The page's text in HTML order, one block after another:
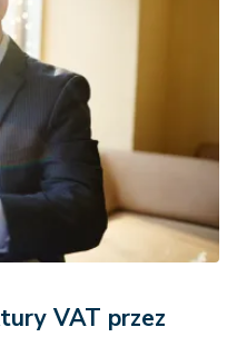
VAT przez